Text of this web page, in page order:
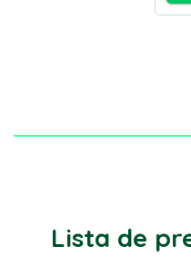
Lista de